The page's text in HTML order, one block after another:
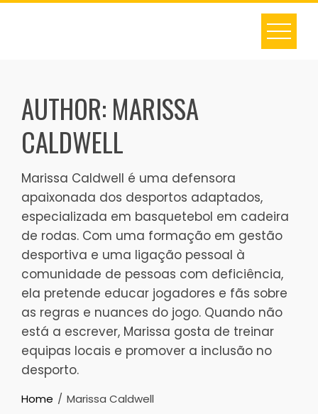
Skip
AUTHOR: MARISSA
CALDWELL
Marissa Caldwell é uma defensora
apaixonada dos desportos adaptados,
especializada em basquetebol em cadeira
de rodas. Com uma formação em gestão
desportiva e uma ligação pessoal à
comunidade de pessoas com deficiência,
ela pretende educar jogadores e fãs sobre
as regras e nuances do jogo. Quando não
está a escrever, Marissa gosta de treinar
equipas locais e promover a inclusão no
desporto.
Home Marissa Caldwell